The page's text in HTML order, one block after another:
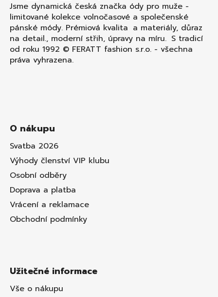
Jsme dynamická česká značka ódy pro muže -
limitované kolekce volnočasové a společenské
pánské módy. Prémiová kvalita a materiály, důraz
na detail., moderní střih, úpravy na míru. S tradicí
od roku 1992 © FERATT fashion s.r.o. - všechna
práva vyhrazena.
O nákupu
Svatba 2026
Výhody členství VIP klubu
Osobní odběry
Doprava a platba
Vrácení a reklamace
Obchodní podmínky
Užitečné informace
Vše o nákupu